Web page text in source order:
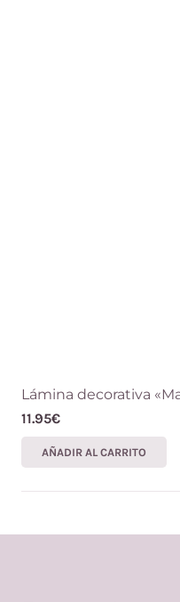
Lámina decorativa
11.95€
AÑADIR AL CARRITO